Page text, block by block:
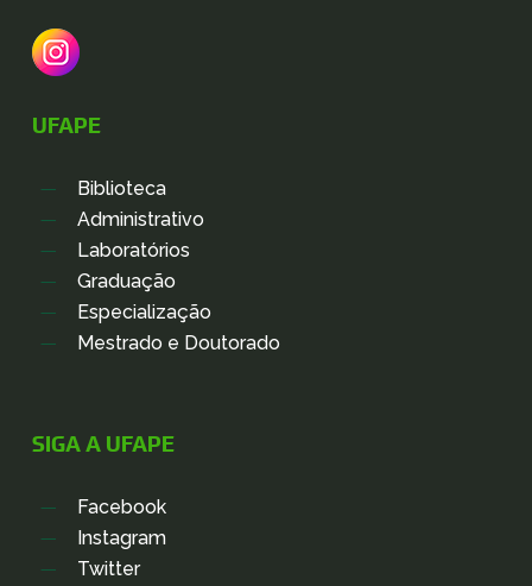
UFAPE
Biblioteca
Administrativo
Laboratórios
Graduação
Especialização
Mestrado e Doutorado
SIGA A UFAPE
Facebook
Instagram
Twitter